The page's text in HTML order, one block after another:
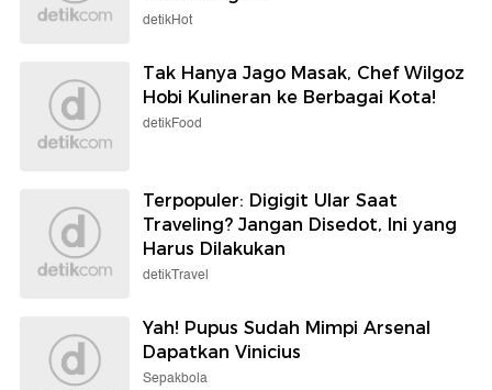
detikHot
Tak Hanya Jago Masak, Chef Wilgoz
Hobi Kulineran ke Berbagai Kota!
detikFood
Terpopuler: Digigit Ular Saat
Traveling? Jangan Disedot, Ini yang
Harus Dilakukan
detikTravel
Yah! Pupus Sudah Mimpi Arsenal
Dapatkan Vinicius
Sepakbola